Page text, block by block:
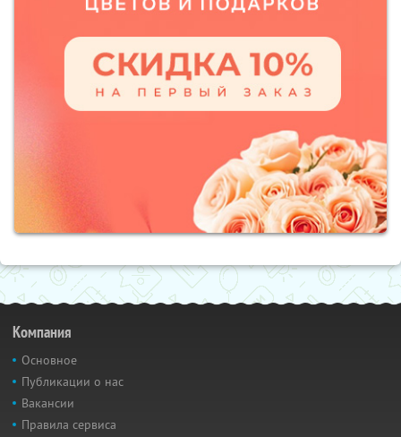
Компания
Основное
Публикации о нас
Вакансии
Правила сервиса